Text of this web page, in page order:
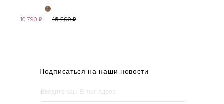
10 790 ₽ 15 290₽
42-50
Подписаться на наши новости